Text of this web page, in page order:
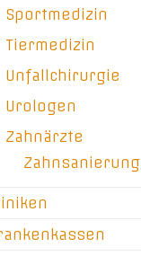
Sportmedizin
Tiermedizin
Unfallchirurgie
Urologen
Zahnärzte
Zahnsanierung